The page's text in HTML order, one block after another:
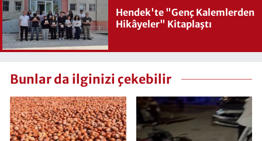
Hendek'te "Genç Kalemlerden
Hikâyeler" Kitaplaştı
Bunlar da ilginizi çekebilir